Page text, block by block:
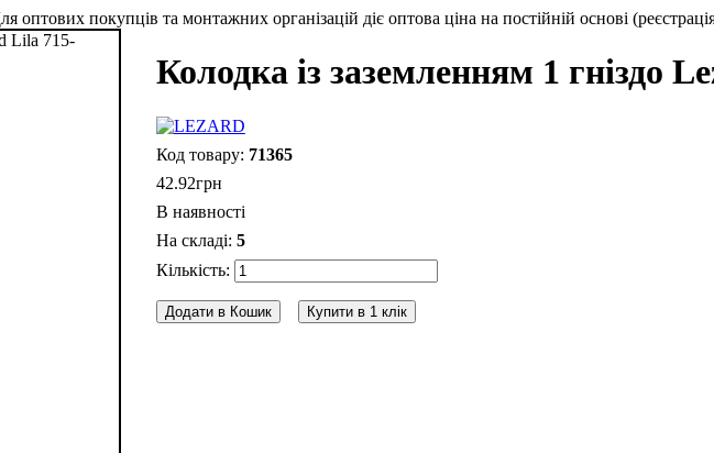
оптових покупців та монтажних організацій діє оптова ціна на постійній основі
Колодка із заземленням 1 гніздо
71365
42.92грн
В наявності
5
Додати в Кошик Купити в 1 клік